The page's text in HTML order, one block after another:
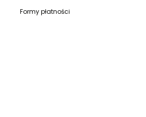
Formy płatności